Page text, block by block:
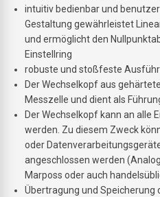
intuitiv bedienbar und
Gestaltung gewährleistet
und ermöglicht den
Einstellring
robuste und stoßfeste
Der Wechselkopf aus
Messzelle und dient als
Der Wechselkopf kann an alle
werden. Zu diesem Zweck
oder
angeschlossen werden
Marposs oder auch
Übertragung und Speicherung